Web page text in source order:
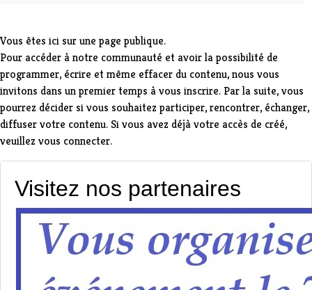
Vous êtes ici sur une page publique.
Pour accéder à notre communauté et avoir la possibilité de
programmer, écrire et même effacer du contenu, nous vous
invitons dans un premier temps àvous inscrire. Par la suite, vous
pourrez décider si vous souhaitez participer, rencontrer, échanger,
diffuser votre contenu. Si vous avez déjà votre accès de créé,
veuillez vous connecter.
Visitez nos partenaires